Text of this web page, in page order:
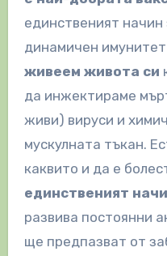
единственият начин
динамичен
живеем живота си
да инжектираме
живи) вируси и
мускулната тъкан.
каквито и да е
единственият
развива постоянни
ще предпазват от